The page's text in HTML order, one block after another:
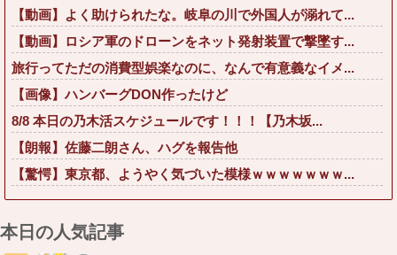
【動画】よく助けられたな。岐阜の川で外国人が溺れて...
【動画】ロシア軍のドローンをネット発射装置で撃墜す...
旅行ってただの消費型娯楽なのに、なんで有意義なイメ...
【画像】ハンバーグDON作ったけど
8/8 本日の乃木活スケジュールです！！！【乃木坂...
【朗報】佐藤二朗さん、ハグを報告他
【驚愕】東京都、ようやく気づいた模様ｗｗｗｗｗｗｗ...
本日の人気記事